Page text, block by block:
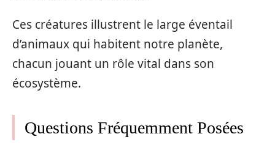
Ces créatures illustrent le large éventail
d’animaux qui habitent notre planète,
chacun jouant un rôle vital dans son
écosystème.
Questions Fréquemment Posées